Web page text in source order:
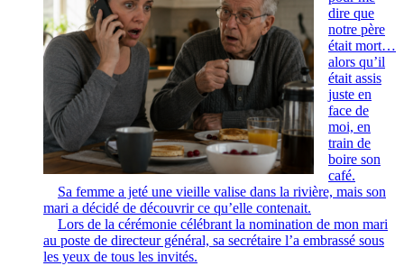
dire que
notre père
était mort…
alors qu’il
était assis
juste en
face de
moi, en
train de
boire son
café.
Sa femme a jeté une vieille valise dans la rivière, mais son
mari a décidé de découvrir ce qu’elle contenait.
Lors de la cérémonie célébrant la nomination de mon mari
au poste de directeur général, sa secrétaire l’a embrassé sous
les yeux de tous les invités.